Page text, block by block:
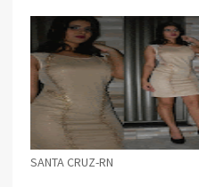
SANTA CRUZ-RN